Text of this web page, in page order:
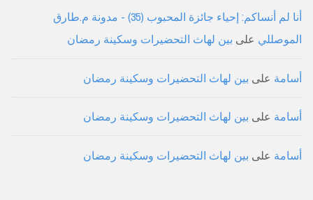
أنا لم أنساكم: إحياء جائزة المحبوب (35) - مدونة م.طارق
الموصللي على بين لهاث التحضيرات وسكينة رمضان
أسامة على بين لهاث التحضيرات وسكينة رمضان
أسامة على بين لهاث التحضيرات وسكينة رمضان
أسامة على بين لهاث التحضيرات وسكينة رمضان